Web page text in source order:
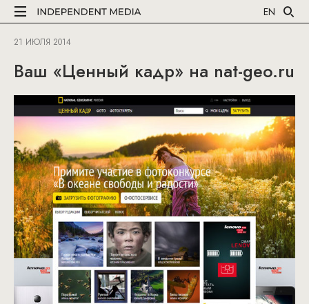
EN
21 ИЮЛЯ 2014
Ваш «Ценный кадр» на nat-geo.ru